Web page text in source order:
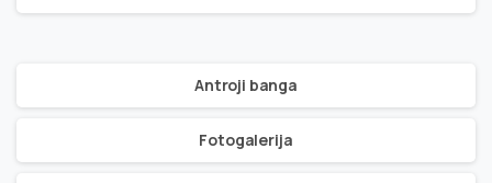
Antroji banga
Fotogalerija